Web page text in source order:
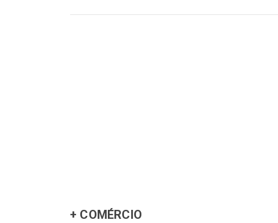
+ COMÉRCIO